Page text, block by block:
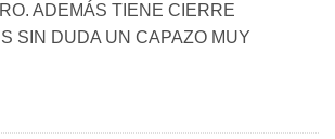
ADEMÁS TIENE CIERRE
SIN DUDA UN CAPAZO MUY